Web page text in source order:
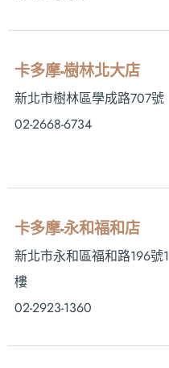
卡多摩-樹林北大店
新北市樹林區學成路707號
02-2668-6734
卡多摩-永和福和店
新北市永和區福和路196號1
樓
02-2923-1360